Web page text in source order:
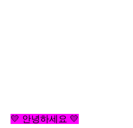
💛 안녕하세요 💛